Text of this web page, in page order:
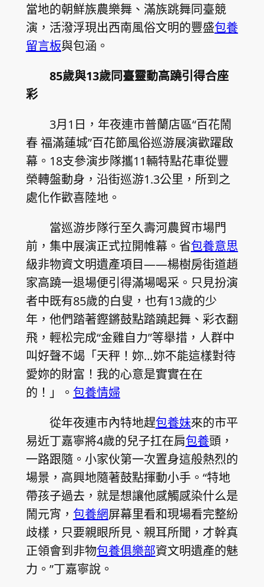
當地的朝鮮族農樂舞、滿族跳舞同臺競
演，活潑浮現出西南風俗文明的豐盛包養
留言板與包涵。
85歲與13歲同臺靈動高蹺引得合座
彩
3月1日，年夜連市普蘭店區“百花鬧
春 福滿蓮城”百花節風俗巡游展演歡躍啟
幕。18支參演步隊攜11輛特點花車從豐
榮轉盤動身，沿街巡游1.3公里，所到之
處化作歡喜陸地。
當巡游步隊行至久壽河農貿市場門
前，集中展演正式拉開帷幕。省包養意思
級非物資文明遺產項目——楊樹房街道趙
家高蹺一退場便引得滿場喝采。只見扮演
者中既有85歲的白叟，也有13歲的少
年，他們踏著鏗鏘鼓點踏蹺起舞、彩衣翻
飛，輕松完成“金雞自力”等舉措，人群中
叫好聲不竭「天秤！妳…妳不能這樣對待
愛妳的財富！我的心意是實實在在
的！」。 包養情婦
從年夜連市內特地趕包養妹來的市平
易近丁嘉寧將4歲的兒子扛在肩包養頭，
一路跟隨。小家伙第一次置身這般熱烈的
場景，高興地隨著鼓點揮動小手。“特地
帶孩子過去，就是想讓他感觸感染什么是
鬧元宵， 包養網屏幕里看和現場看完整紛
歧樣，只要親眼所見、親耳所聞，才幹真
正領會到非物包養俱樂部資文明遺產的魅
力。”丁嘉寧說。